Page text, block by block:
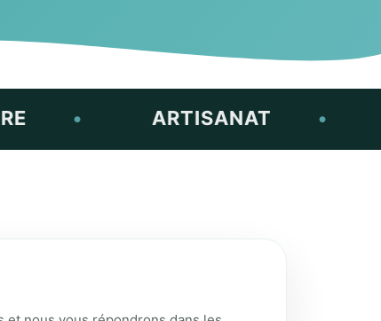
• ARTISANAT •